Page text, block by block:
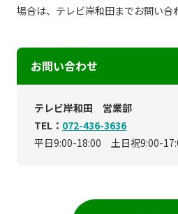
料請求
資料請求
個人情報保護に関する基
場合は、テレビ岸和田までお問い合
お問い合わせ
テレビ岸和田 営業部
TEL： 072-436-3636
平日9:00-18:00 土日祝9:00-